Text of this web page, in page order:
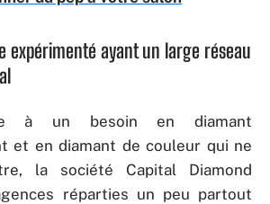
expérimenté ayant un large réseau
à un besoin en diamant
et en diamant de couleur qui ne
la société Capital Diamond
réparties un peu partout